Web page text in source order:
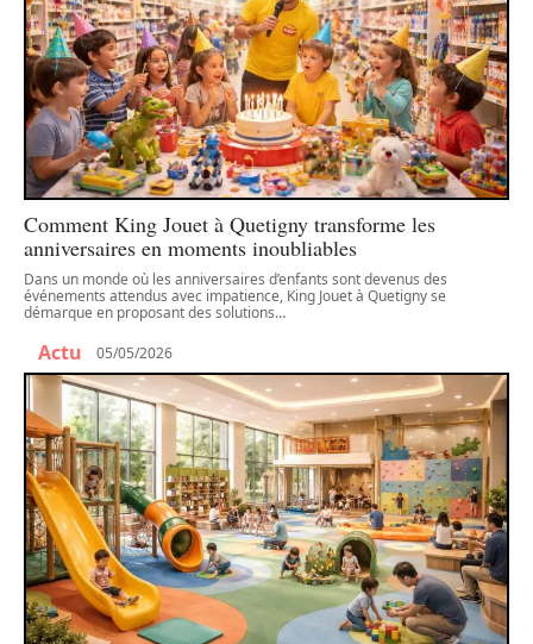
Comment King Jouet à Quetigny transforme les
anniversaires en moments inoubliables
Dans un monde où les anniversaires d’enfants sont devenus des
événements attendus avec impatience, King Jouet à Quetigny se
démarque en proposant des solutions…
Actu 05/05/2026